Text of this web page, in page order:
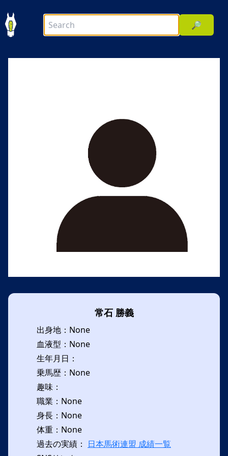
🔎
常石 勝義
出身地：None
血液型：None
生年月日：
乗馬歴：None
趣味：
職業：None
身長：None
体重：None
過去の実績： 日本馬術連盟 成績一覧